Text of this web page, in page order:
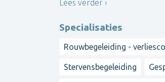
Lees verder
Specialisaties
Rouwbegeleiding -
Stervensbegeleiding